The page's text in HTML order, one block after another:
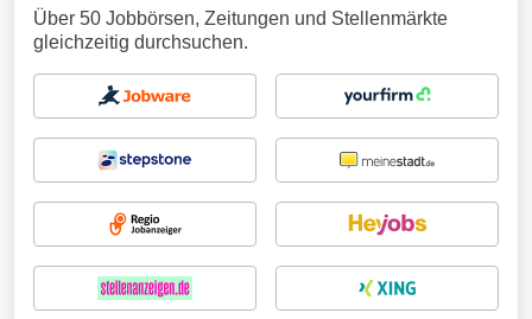
Über 50 Jobbörsen, Zeitungen und Stellenmärkte
gleichzeitig durchsuchen.